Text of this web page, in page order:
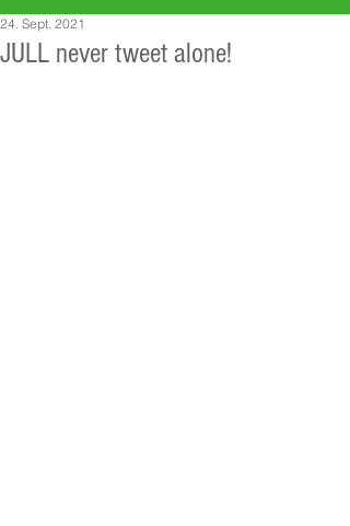
JULL never tweet alone!
24. Sept. 2021